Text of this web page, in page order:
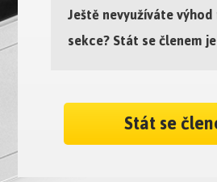
Ještě nevyužíváte
sekce? Stát se členem
Stát se